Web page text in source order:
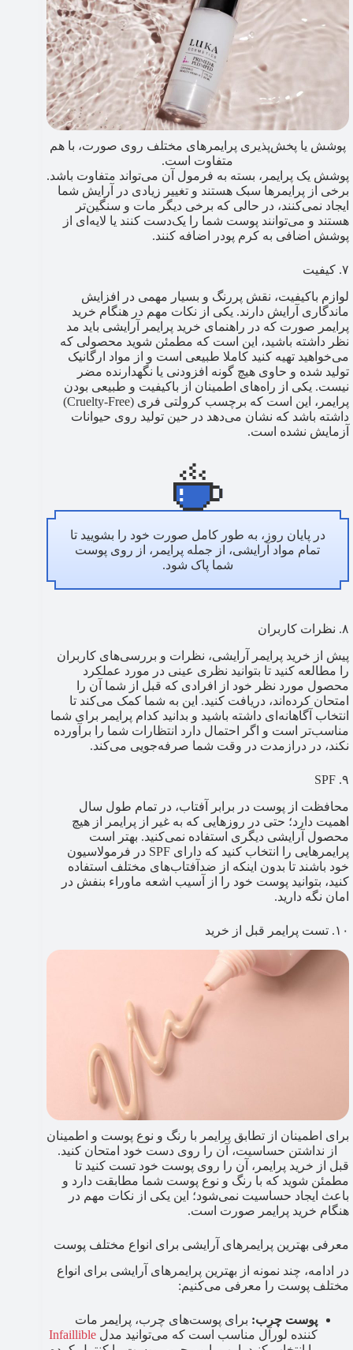
پوشش یا پخش‌پذیری پرایمرهای مختلف روی صورت، با هم
متفاوت است.
پوشش یک پرایمر، بسته به فرمول آن می‌تواند متفاوت باشد.
برخی از پرایمرها سبک هستند و تغییر زیادی در آرایش شما
ایجاد نمی‌کنند، در حالی که برخی دیگر مات و سنگین‌تر
هستند و می‌توانند پوست شما را یک‌دست کنند یا لایه‌ای از
پوشش اضافی به کرم پودر اضافه کنند.
۷. کیفیت
لوازم باکیفیت، نقش پررنگ و بسیار مهمی در افزایش
ماندگاری آرایش دارند. یکی از نکات مهم در هنگام خرید
پرایمر صورت که در راهنمای خرید پرایمر آرایشی باید مد
نظر داشته باشید، این است که مطمئن شوید محصولی که
می‌خواهید تهیه کنید کاملا طبیعی است و از مواد ارگانیک
تولید شده و حاوی هیچ گونه افزودنی یا نگهدارنده مضر
نیست. یکی از راه‌های اطمینان از باکیفیت و طبیعی بودن
پرایمر، این است که برچسب کرولتی فری (Cruelty-Free)
داشته باشد که نشان می‌دهد در حین تولید روی حیوانات
آزمایش نشده است.
در پایان روز، به طور کامل صورت خود را بشویید تا
تمام مواد آرایشی، از جمله پرایمر، از روی پوست
شما پاک شود.
۸. نظرات کاربران
پیش از خرید پرایمر آرایشی، نظرات و بررسی‌های کاربران
را مطالعه کنید تا بتوانید نظری عینی در مورد عملکرد
محصول مورد نظر خود از افرادی که قبل از شما آن را
امتحان کرده‌اند، دریافت کنید. این به شما کمک می‌کند تا
انتخاب آگاهانه‌ای داشته باشید و بدانید کدام پرایمر برای شما
مناسب‌تر است و اگر احتمال دارد انتظارات شما را برآورده
نکند، در درازمدت در وقت شما صرفه‌جویی می‌کند.
۹. SPF
محافظت از پوست در برابر آفتاب، در تمام طول سال
اهمیت دارد؛ حتی در روزهایی که به غیر از پرایمر از هیچ
محصول آرایشی دیگری استفاده نمی‌کنید. بهتر است
پرایمرهایی را انتخاب کنید که دارای SPF در فرمولاسیون
خود باشند تا بدون اینکه از ضدآفتاب‌های مختلف استفاده
کنید، بتوانید پوست خود را از آسیب اشعه ماوراء بنفش در
امان نگه دارید.
۱۰. تست پرایمر قبل از خرید
برای اطمینان از تطابق پرایمر با رنگ و نوع پوست و اطمینان
از نداشتن حساسیت، آن را روی دست خود امتحان کنید.
قبل از خرید پرایمر، آن را روی پوست خود تست کنید تا
مطمئن شوید که با رنگ و نوع پوست شما مطابقت دارد و
باعث ایجاد حساسیت نمی‌شود؛ این یکی از نکات مهم در
هنگام خرید پرایمر صورت است.
معرفی بهترین پرایمرهای آرایشی برای انواع مختلف پوست
در ادامه، چند نمونه از بهترین پرایمرهای آرایشی برای انواع
مختلف پوست را معرفی می‌کنیم:
پوست چرب: برای پوست‌های چرب، پرایمر مات
کننده لورآل مناسب است که می‌توانید مدل Infaillible